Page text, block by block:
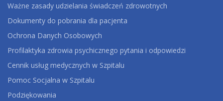
Ważne zasady udzielania świadczeń zdrowotnych
Dokumenty do pobrania dla pacjenta
Ochrona Danych Osobowych
Profilaktyka zdrowia psychicznego pytania i odpowiedzi
Cennik usług medycznych w Szpitalu
Pomoc Socjalna w Szpitalu
Podziękowania